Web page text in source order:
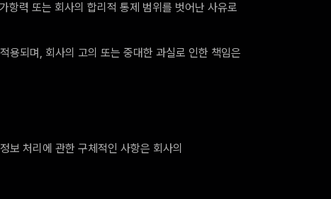
항력 또는 회사의 합리적 통제 범위를 벗어난 사유로
용되며, 회사의 고의 또는 중대한 과실로 인한 책임은
보 처리에 관한 구체적인 사항은 회사의